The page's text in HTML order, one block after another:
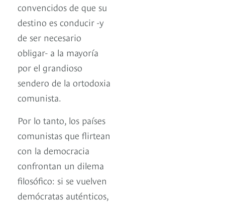
convencidos de que su
destino es conducir -y
de ser necesario
obligar- a la mayoría
por el grandioso
sendero de la ortodoxia
comunista.
Por lo tanto, los países
comunistas que flirtean
con la democracia
confrontan un dilema
filosófico: si se vuelven
demócratas auténticos,